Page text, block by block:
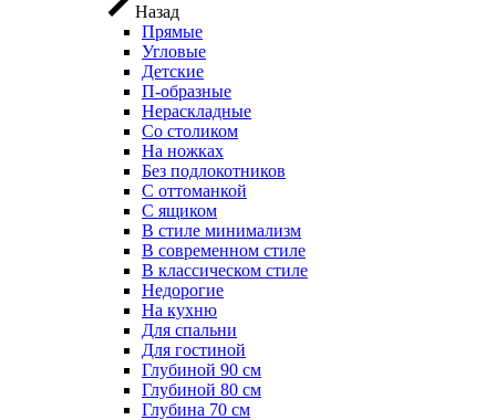
Назад
Прямые
Угловые
Детские
П-образные
Нераскладные
Со столиком
На ножках
Без подлокотников
С оттоманкой
С ящиком
В стиле минимализм
В современном стиле
В классическом стиле
Недорогие
На кухню
Для спальни
Для гостиной
Глубиной 90 см
Глубиной 80 см
Глубина 70 см